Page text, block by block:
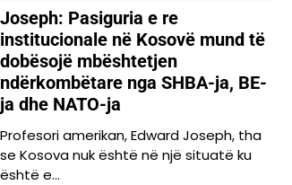
Joseph: Pasiguria e re
institucionale në Kosovë mund të
dobësojë mbështetjen
ndërkombëtare nga SHBA-ja, BE-
ja dhe NATO-ja
Profesori amerikan, Edward Joseph, tha
se Kosova nuk është në një situatë ku
është e…